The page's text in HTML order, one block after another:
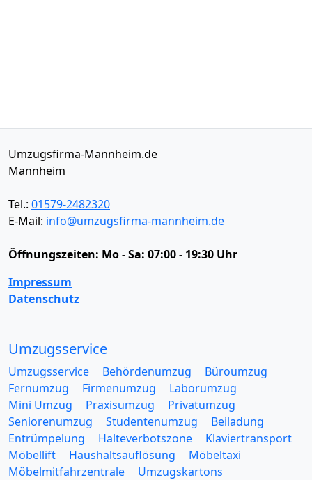
Umzugsfirma-Mannheim.de
Mannheim
Tel.: 01579-2482320
E-Mail: info@umzugsfirma-mannheim.de
Öffnungszeiten: Mo - Sa: 07:00 - 19:30 Uhr
Impressum
Datenschutz
Umzugsservice
Umzugsservice Behördenumzug
Büroumzug
Fernumzug
Firmenumzug
Laborumzug
Mini Umzug
Praxisumzug
Privatumzug
Seniorenumzug
Studentenumzug
Beiladung
Entrümpelung
Halteverbotszone
Klaviertransport
Möbellift
Haushaltsauflösung
Möbeltaxi
Möbelmitfahrzentrale
Umzugskartons